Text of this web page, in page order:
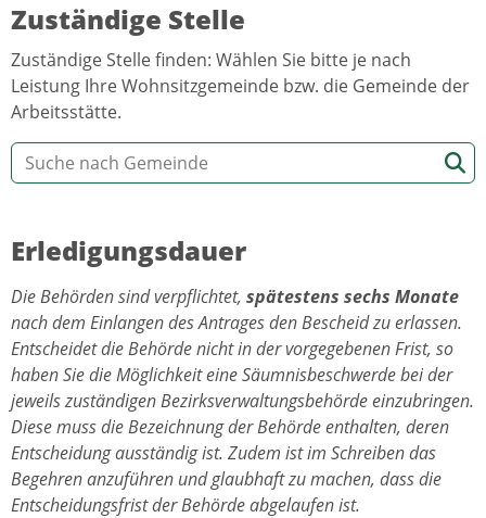
Zuständige Stelle
Zuständige Stelle finden: Wählen Sie bitte je nach
Leistung Ihre Wohnsitzgemeinde bzw. die Gemeinde der
Arbeitsstätte.
Erledigungsdauer
Die Behörden sind verpflichtet, spätestens sechs Monate
nach dem Einlangen des Antrages den Bescheid zu erlassen.
Entscheidet die Behörde nicht in der vorgegebenen Frist, so
haben Sie die Möglichkeit eine Säumnisbeschwerde bei der
jeweils zuständigen Bezirksverwaltungsbehörde einzubringen.
Diese muss die Bezeichnung der Behörde enthalten, deren
Entscheidung ausständig ist. Zudem ist im Schreiben das
Begehren anzuführen und glaubhaft zu machen, dass die
Entscheidungsfrist der Behörde abgelaufen ist.